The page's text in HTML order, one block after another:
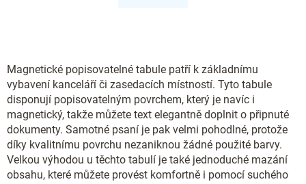
p
r
v
k
y
v
ý
p
i
Magnetické popisovatelné tabule patří k základnímu
vybavení kanceláří či zasedacích místností. Tyto tabule
disponují popisovatelným povrchem, který je navíc i
magnetický, takže můžete text elegantně doplnit o připnuté
dokumenty. Samotné psaní je pak velmi pohodlné, protože
díky kvalitnímu povrchu nezaniknou žádné použité barvy.
Velkou výhodou u těchto tabulí je také jednoduché mazání
obsahu, které můžete provést komfortně i pomocí suchého